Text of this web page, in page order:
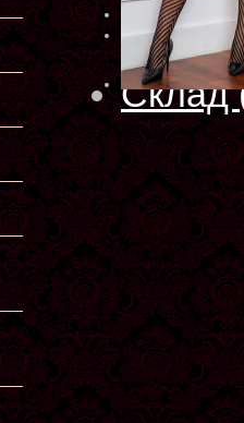
Артикул:7019
Производитель:
Склад